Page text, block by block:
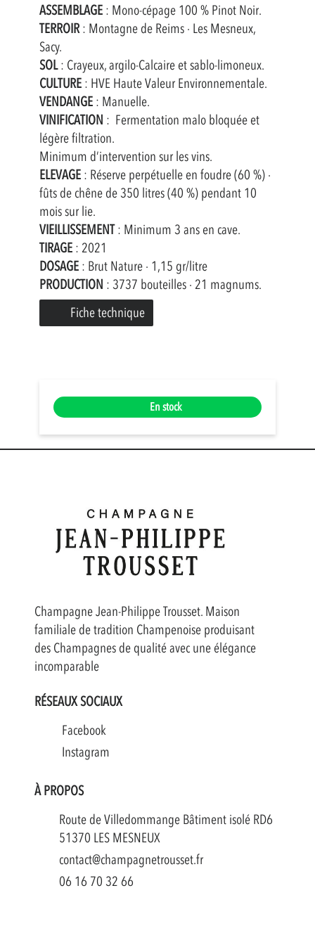
ASSEMBLAGE: Mono-cépage 100 % Pinot Noir.
TERROIR: Montagne de Reims · Les Mesneux,
Sacy.
SOL: Crayeux, argilo-Calcaire et sablo-limoneux.
CULTURE: HVE Haute Valeur Environnementale.
VENDANGE: Manuelle.
VINIFICATION : Fermentation malo bloquée et
légère filtration.
Minimum d’intervention sur les vins.
ELEVAGE: Réserve perpétuelle en foudre (60 %) ·
fûts de chêne de 350 litres (40 %) pendant 10
mois sur lie.
VIEILLISSEMENT: Minimum 3 ans en cave.
TIRAGE: 2021
DOSAGE: Brut Nature · 1,15 gr/litre
PRODUCTION : 3737 bouteilles · 21 magnums.
Fiche technique
En stock
Champagne Jean-Philippe Trousset. Maison
familiale de tradition Champenoise produisant
des Champagnes de qualité avec une élégance
incomparable
RÉSEAUX SOCIAUX
Facebook
Instagram
À PROPOS
Route de Villedommange Bâtiment isolé RD6
51370 LES MESNEUX
contact@champagnetrousset.fr
06 16 70 32 66